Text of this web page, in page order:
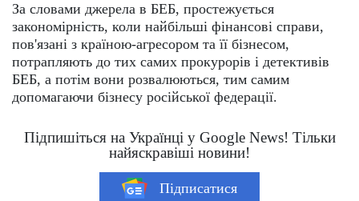
За словами джерела в БЕБ, простежується
закономірність, коли найбільші фінансові справи,
пов'язані з країною-агресором та її бізнесом,
потрапляють до тих самих прокурорів і детективів
БЕБ, а потім вони розвалюються, тим самим
допомагаючи бізнесу російської федерації.
Підпишіться на Українці у Google News! Тільки
найяскравіші новини!
Підписатися